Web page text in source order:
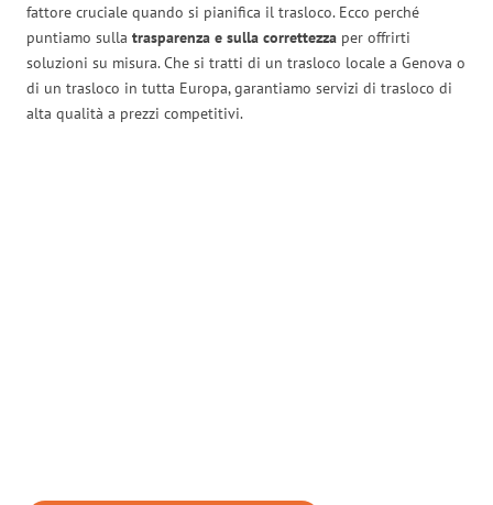
fattore cruciale quando si pianifica il trasloco. Ecco perché
puntiamo sulla trasparenza e sulla correttezza per offrirti
soluzioni su misura. Che si tratti di un trasloco locale a Genova o
di un trasloco in tutta Europa, garantiamo servizi di trasloco di
alta qualità a prezzi competitivi.